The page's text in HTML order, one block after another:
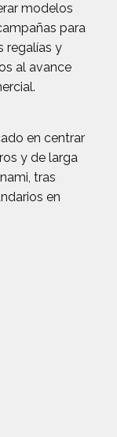
modelos
para
regalías y
al avance
en centrar
y de larga
tras
en